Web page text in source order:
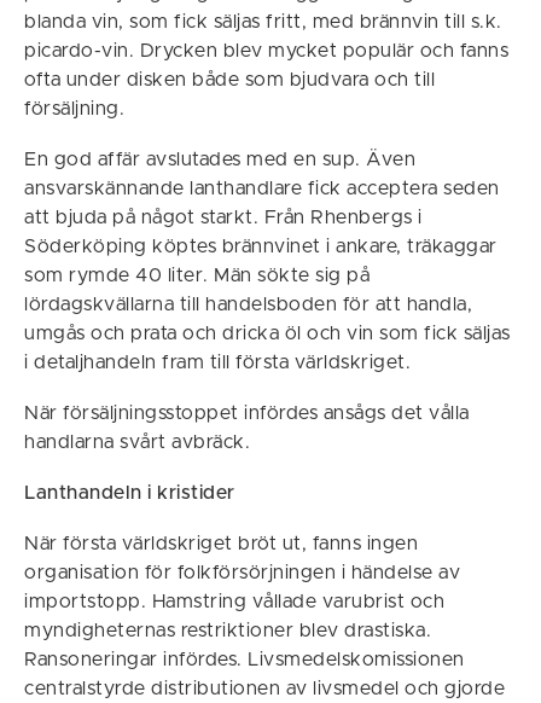
blanda vin, som fick säljas fritt, med brännvin till s.k.
picardo-vin. Drycken blev mycket populär och fanns
ofta under disken både som bjudvara och till
försäljning.
En god affär avslutades med en sup. Även
ansvarskännande lanthandlare fick acceptera seden
att bjuda på något starkt. Från Rhenbergs i
Söderköping köptes brännvinet i ankare, träkaggar
som rymde 40 liter. Män sökte sig på
lördagskvällarna till handelsboden för att handla,
umgås och prata och dricka öl och vin som fick säljas
i detaljhandeln fram till första världskriget.
När försäljningsstoppet infördes ansågs det vålla
handlarna svårt avbräck.
Lanthandeln i kristider
När första världskriget bröt ut, fanns ingen
organisation för folkförsörjningen i händelse av
importstopp. Hamstring vållade varubrist och
myndigheternas restriktioner blev drastiska.
Ransoneringar infördes. Livsmedelskomissionen
centralstyrde distributionen av livsmedel och gjorde